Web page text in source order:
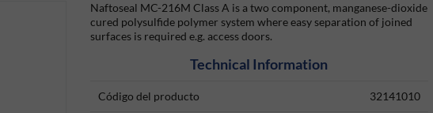
Naftoseal MC-216M Class A is a two component, manganese-dioxide
cured polysulfide polymer system where easy separation of joined
surfaces is required e.g. access doors.
Technical Information
Código del producto 32141010